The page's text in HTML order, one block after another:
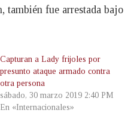
también fue arrestada bajo
Capturan a Lady frijoles por
presunto ataque armado contra
otra persona
sábado, 30 marzo 2019 2:40 PM
En «Internacionales»